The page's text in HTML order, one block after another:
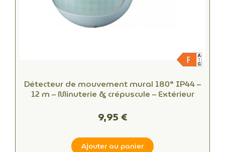
Détecteur de mouvement mural 180° IP44 –
12 m – Minuterie & crépuscule – Extérieur
9,95 €
Ajouter au panier